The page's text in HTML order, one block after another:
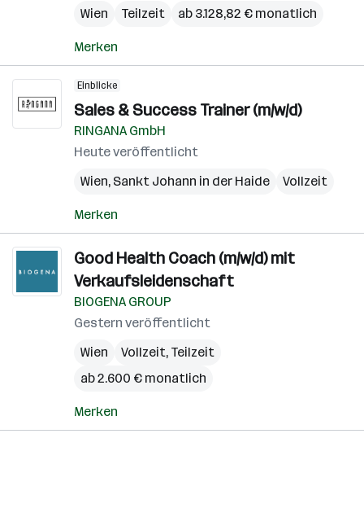
Wien
Teilzeit ab 3.128,82 € monatlich
Merken
Einblicke
Sales & Success Trainer (m/w/d)
RINGANA GmbH
Heute veröffentlicht
Wien, Sankt Johann in der Haide Vollzeit
Merken
Good Health Coach (m/w/d) mit
Verkaufsleidenschaft
BIOGENA GROUP
Gestern veröffentlicht
Wien
Vollzeit, Teilzeit
ab 2.600 € monatlich
Merken